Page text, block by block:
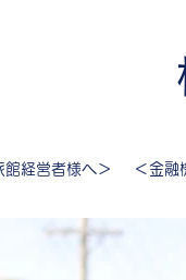
館経営者様へ＞ ＜金融